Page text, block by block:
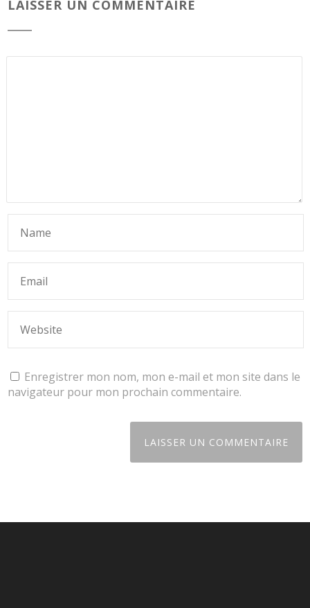
LAISSER UN COMMENTAIRE
Enregistrer mon nom, mon e-mail et mon site dans le
navigateur pour mon prochain commentaire.